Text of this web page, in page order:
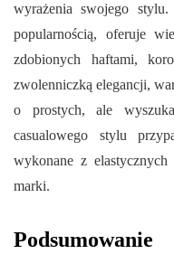
wyrażenia swojego
popularnością, oferuje
zdobionych haftami,
zwolenniczką elegancji,
o prostych, ale
casualowego stylu
wykonane z
marki.
Podsumowanie